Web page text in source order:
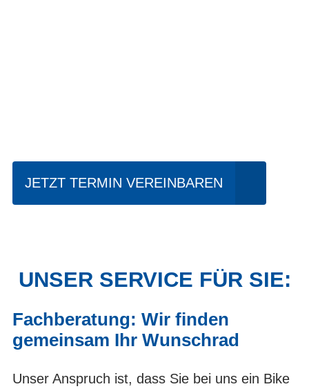
JETZT TERMIN VEREINBAREN
UNSER SERVICE FÜR SIE:
Fachberatung: Wir finden
gemeinsam Ihr Wunschrad
Unser Anspruch ist, dass Sie bei uns ein Bike